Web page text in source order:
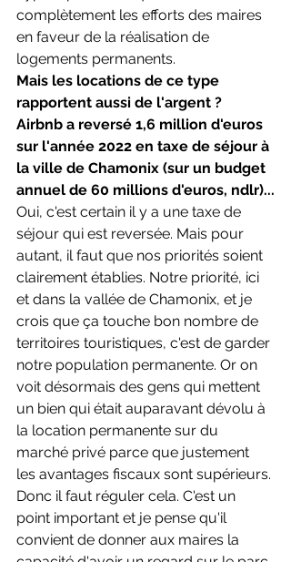
complètement les efforts des maires
en faveur de la réalisation de
logements permanents.
Mais les locations de ce type
rapportent aussi de l'argent ?
Airbnb a reversé 1,6 million d'euros
sur l'année 2022 en taxe de séjour à
la ville de Chamonix (sur un budget
annuel de 60 millions d'euros, ndlr)...
Oui, c'est certain il y a une taxe de
séjour qui est reversée. Mais pour
autant, il faut que nos priorités soient
clairement établies. Notre priorité, ici
et dans la vallée de Chamonix, et je
crois que ça touche bon nombre de
territoires touristiques, c'est de garder
notre population permanente. Or on
voit désormais des gens qui mettent
un bien qui était auparavant dévolu à
la location permanente sur du
marché privé parce que justement
les avantages fiscaux sont supérieurs.
Donc il faut réguler cela. C'est un
point important et je pense qu'il
convient de donner aux maires la